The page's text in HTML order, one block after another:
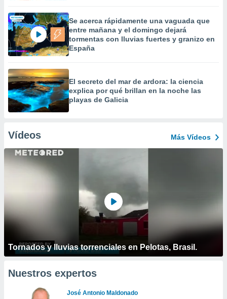
Se acerca rápidamente una vaguada que
entre mañana y el domingo dejará
tormentas con lluvias fuertes y granizo en
España
El secreto del mar de ardora: la ciencia
explica por qué brillan en la noche las
playas de Galicia
Vídeos Más Vídeos
Tornados y lluvias torrenciales en Pelotas, Brasil.
Nuestros expertos
José Antonio Maldonado